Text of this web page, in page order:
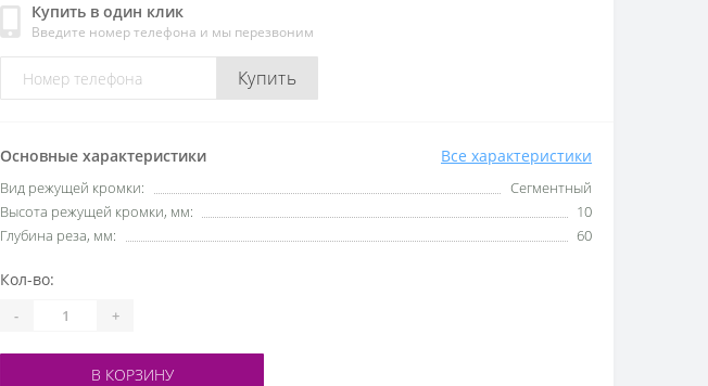
Купить в один клик
Введите номер телефона и мы перезвоним
Купить
Основные характеристики Все характеристики
Вид режущей кромки:
Сегментный
Высота режущей кромки, мм:
10
Глубина реза, мм:
60
Кол-во:
- +
В КОРЗИНУ